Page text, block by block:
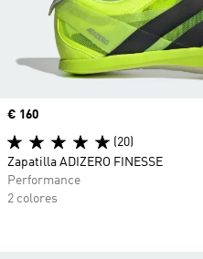
Precio
€ 160
(20)
Zapatilla ADIZERO FINESSE
Performance
2 colores